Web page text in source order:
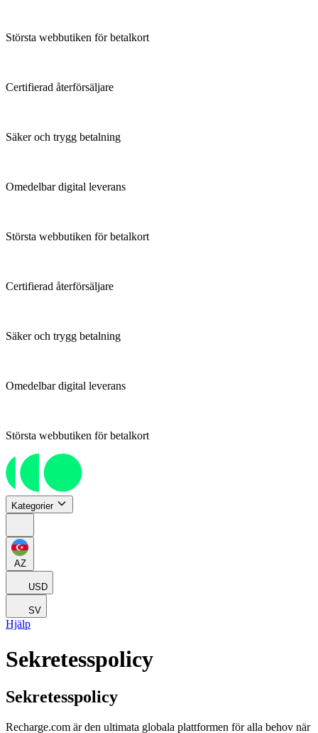
Största webbutiken för betalkort
Certifierad återförsäljare
Säker och trygg betalning
Omedelbar digital leverans
Största webbutiken för betalkort
Certifierad återförsäljare
Säker och trygg betalning
Omedelbar digital leverans
Största webbutiken för betalkort
Kategorier
AZ
USD
SV
Hjälp
Sekretesspolicy
Sekretesspolicy
Recharge.com är den ultimata globala plattformen för alla behov när